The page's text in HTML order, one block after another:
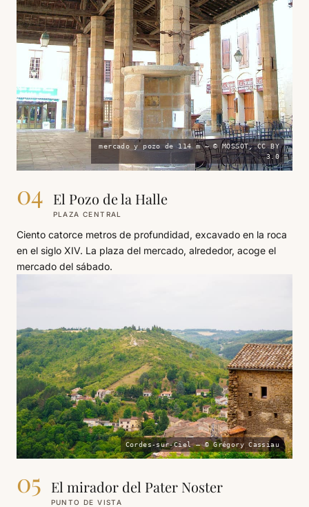
mercado y pozo de 114 m — © MOSSOT, CC BY
3.0
04
PLAZA CENTRAL
El Pozo de la Halle
Ciento catorce metros de profundidad, excavado en la roca
en el siglo XIV. La plaza del mercado, alrededor, acoge el
mercado del sábado.
Cordes-sur-Ciel — © Grégory Cassiau
05
PUNTO DE VISTA
El mirador del Pater Noster